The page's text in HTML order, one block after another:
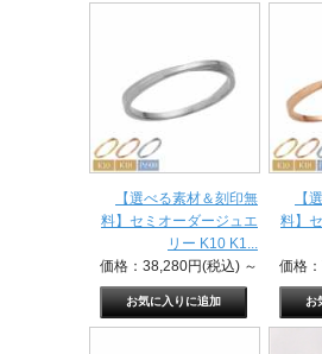
【選べる素材＆刻印無
料】セミオーダージュエ
リー K10 K1...
価格：38,280円(税込) ～
【
料】
価格